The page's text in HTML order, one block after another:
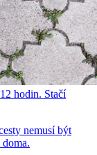
hodin. Stačí
nemusí být